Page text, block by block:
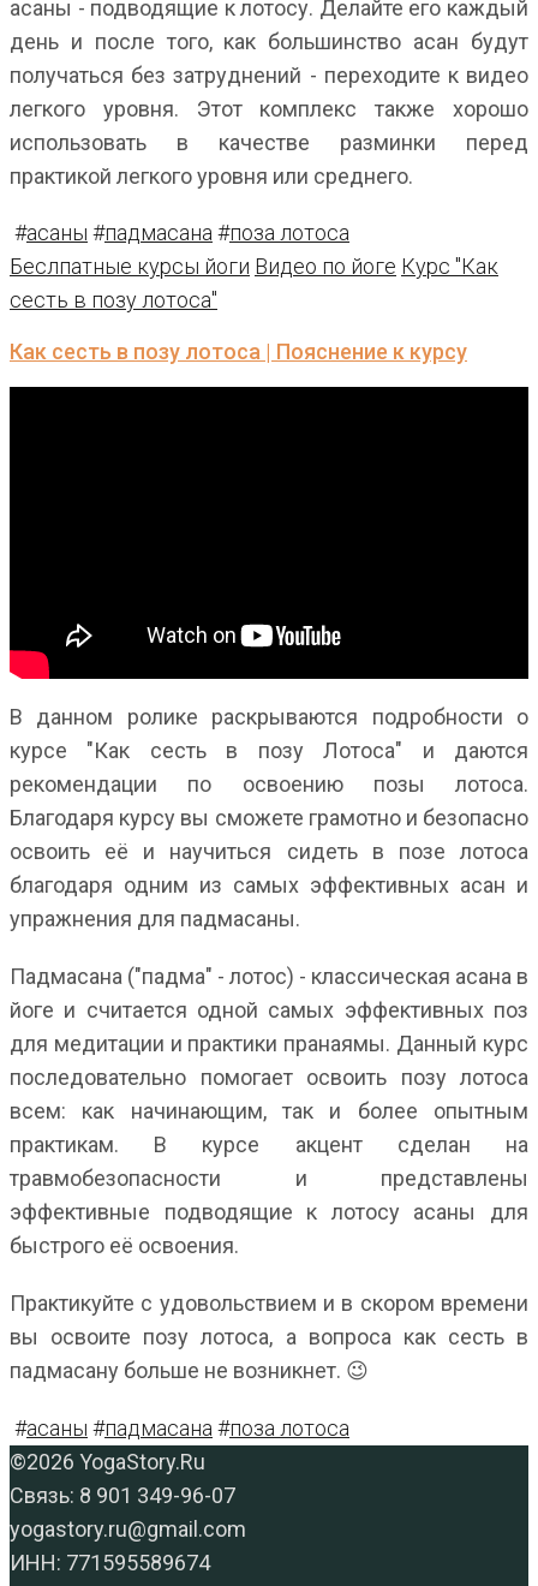
асаны - подводящие к лотосу. Делайте его каждый
день и после того, как большинство асан будут
получаться без затруднений - переходите к видео
легкого уровня. Этот комплекс также хорошо
использовать в качестве разминки перед
практикой легкого уровня или среднего.
#асаны #падмасана#поза лотоса
Беслпатные курсы йоги Видео по йоге Курс "Как
сесть в позу лотоса"
Как сесть в позу лотоса | Пояснение к курсу
В данном ролике раскрываются подробности о
курсе "Как сесть в позу Лотоса" и даются
рекомендации по освоению позы лотоса.
Благодаря курсу вы сможете грамотно и безопасно
освоить её и научиться сидеть в позе лотоса
благодаря одним из самых эффективных асан и
упражнения для падмасаны.
Падмасана ("падма" - лотос) - классическая асана в
йоге и считается одной самых эффективных поз
для медитации и практики пранаямы. Данный курс
последовательно помогает освоить позу лотоса
всем: как начинающим, так и более опытным
практикам. В курсе акцент сделан на
травмобезопасности и представлены
эффективные подводящие к лотосу асаны для
быстрого её освоения.
Практикуйте с удовольствием и в скором времени
вы освоите позу лотоса, а вопроса как сесть в
падмасану больше не возникнет. 😉
#асаны #падмасана #поза лотоса
Вернуться
в
начало
©2026 YogaStory.Ru
Связь: 8 901 349-96-07
yogastory.ru@gmail.com
ИНН: 771595589674